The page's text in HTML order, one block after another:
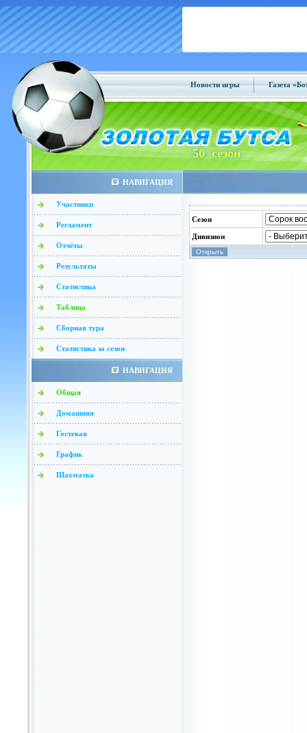
Новости игры Газета
50 сезон
НАВИГАЦИЯ
Участники
Регламент
Отчёты
Результаты
Статистика
Таблица
Сборная тура
Статистика за сезон
НАВИГАЦИЯ
Общая
Домашняя
Гостевая
График
Шахматка
Сезон
Дивизион